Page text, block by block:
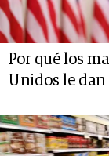
Por qué los
Unidos le